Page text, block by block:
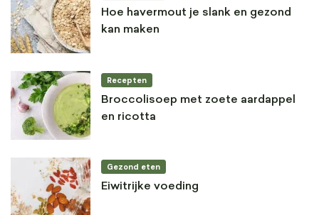
Hoe havermout je slank en gezond
kan maken
Recepten
Broccolisoep met zoete aardappel
en ricotta
Gezond eten
Eiwitrijke voeding